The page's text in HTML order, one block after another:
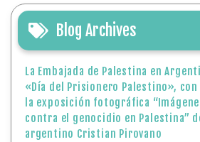
Blog Archives
La Embajada de Palestina en
«Día del Prisionero Palestino»,
la exposición fotográfica
contra el genocidio en Palestina”
argentino Cristian Pirovano